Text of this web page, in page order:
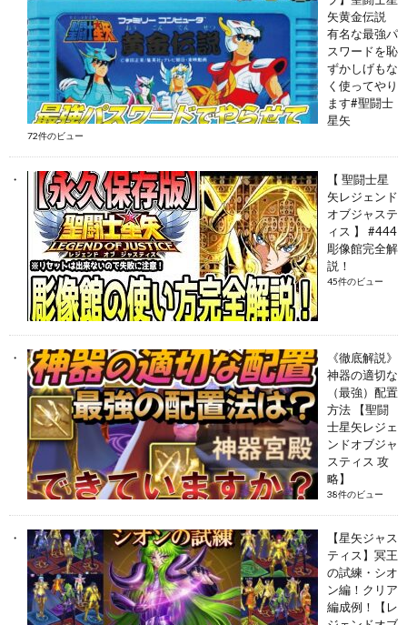
矢黄金伝説
有名な最強パ
スワードを恥
ずかしげもな
く使ってやり
ます#聖闘士
星矢
72件のビュー
【 聖闘士星
矢レジェンド
オブジャステ
ィス 】 #444
彫像館完全解
説！
45件のビュー
《徹底解説》
神器の適切な
（最強）配置
方法 【聖闘
士星矢レジェ
ンドオブジャ
スティス 攻
略】
38件のビュー
【星矢ジャス
ティス】冥王
の試練・シオ
ン編！クリア
編成例！【レ